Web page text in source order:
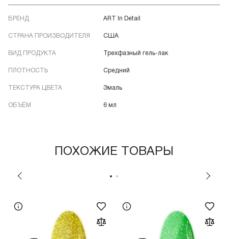
БРЕНД ART In Detail
СТРАНА ПРОИЗВОДИТЕЛЯ США
ВИД ПРОДУКТА Трехфазный гель-лак
ПЛОТНОСТЬ Средний
ТЕКСТУРА ЦВЕТА Эмаль
ОБЪЁМ 6 мл
ПОХОЖИЕ ТОВАРЫ